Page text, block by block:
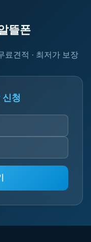
뜰폰
료견적 · 최저가 보장
신청